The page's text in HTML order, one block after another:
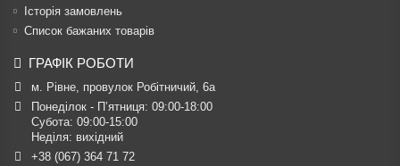
Історія замовлень
Список бажаних товарів
ГРАФІК РОБОТИ
м. Рівне, провулок Робітничий, 6а
Понеділок - П’ятниця: 09:00-18:00
Субота: 09:00-15:00
Неділя: вихідний
+38 (067) 364 71 72